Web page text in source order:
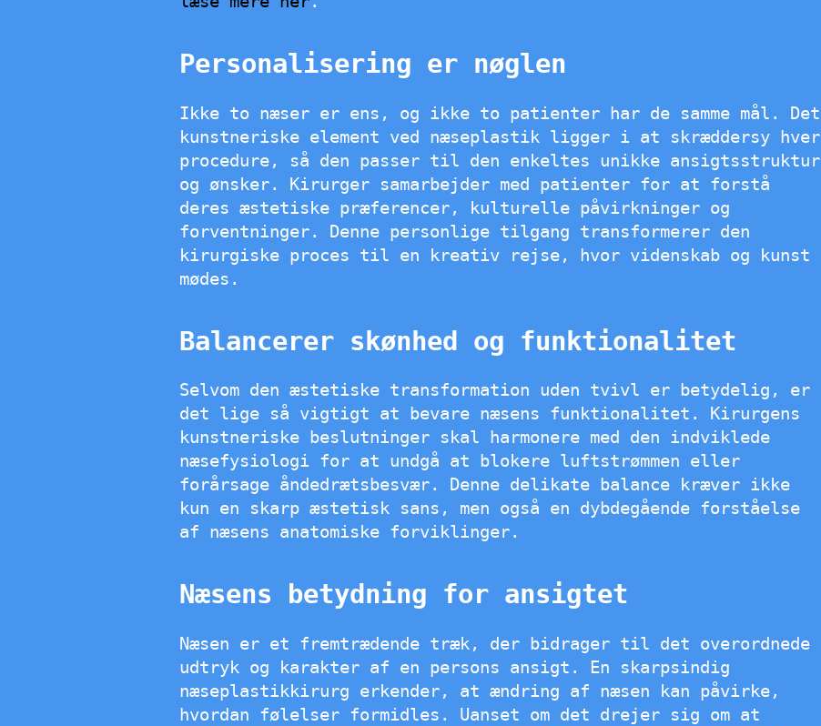
Personalisering er nøglen
Ikke to næser er ens, og ikke to patienter har de samme mål. Det
kunstneriske element ved næseplastik ligger i at skræddersy hver
procedure, så den passer til den enkeltes unikke ansigtsstruktur
og ønsker. Kirurger samarbejder med patienter for at forstå
deres æstetiske præferencer, kulturelle påvirkninger og
forventninger. Denne personlige tilgang transformerer den
kirurgiske proces til en kreativ rejse, hvor videnskab og kunst
mødes.
Balancerer skønhed og funktionalitet
Selvom den æstetiske transformation uden tvivl er betydelig, er
det lige så vigtigt at bevare næsens funktionalitet. Kirurgens
kunstneriske beslutninger skal harmonere med den indviklede
næsefysiologi for at undgå at blokere luftstrømmen eller
forårsage åndedrætsbesvær. Denne delikate balance kræver ikke
kun en skarp æstetisk sans, men også en dybdegående forståelse
af næsens anatomiske forviklinger.
Næsens betydning for ansigtet
Næsen er et fremtrædende træk, der bidrager til det overordnede
udtryk og karakter af en persons ansigt. En skarpsindig
næseplastikkirurg erkender, at ændring af næsen kan påvirke,
hvordan følelser formidles. Uanset om det drejer sig om at